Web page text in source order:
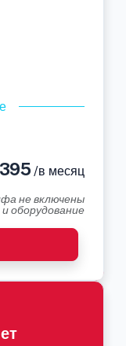
/в месяц
не включены
оборудование